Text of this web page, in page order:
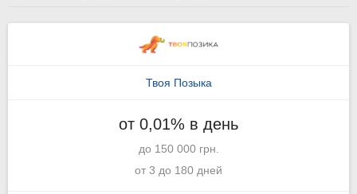
Твоя Позыка
от 0,01% в день
до 150 000 грн.
от 3 до 180 дней